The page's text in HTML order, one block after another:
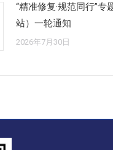
“精准修复·规范同行”专
站）一轮通知
2026年7月30日